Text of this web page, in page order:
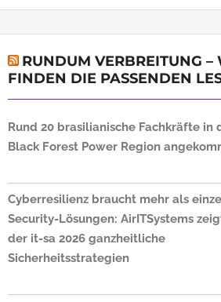
RUNDUM VERBREITUNG –
FINDEN DIE PASSENDEN
Rund 20 brasilianische Fachkräfte in
Black Forest Power Region
Cyberresilienz braucht mehr als
Security-Lösungen: AirITSystems
der it-sa 2026 ganzheitliche
Sicherheitsstrategien